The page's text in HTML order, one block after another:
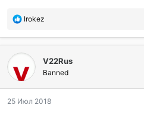
П
б
г
о
а
Irokez
V22Rus
Banned
25 Июл 2018